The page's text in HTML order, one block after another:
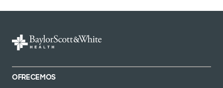
OFRECEMOS